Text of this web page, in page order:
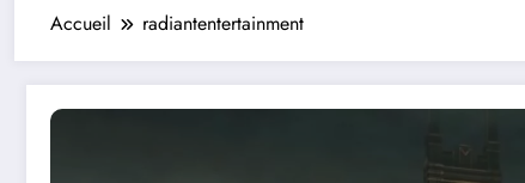
Accueil radiantentertainment